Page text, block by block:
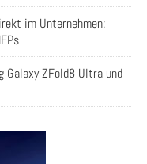
im Unternehmen:
Galaxy ZFold8 Ultra und